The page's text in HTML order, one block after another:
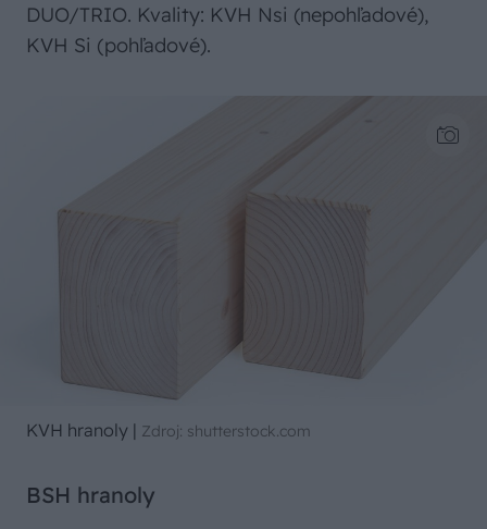
DUO/TRIO. Kvality: KVH Nsi (nepohľadové),
KVH Si (pohľadové).
KVH hranoly | Zdroj: shutterstock.com
BSH hranoly